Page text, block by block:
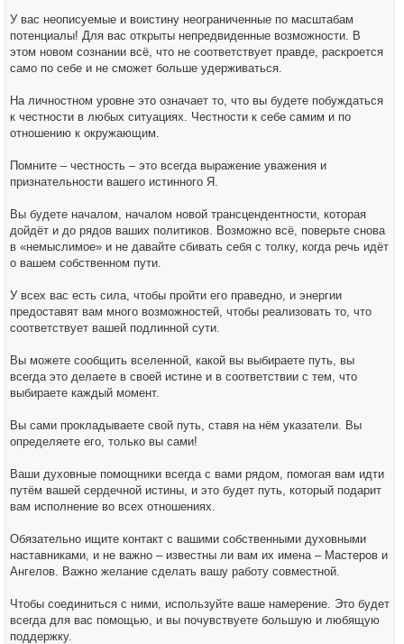
У вас неописуемые и воистину неограниченные по масштабам
потенциалы! Для вас открыты непредвиденные возможности. В
этом новом сознании всё, что не соответствует правде, раскроется
само по себе и не сможет больше удерживаться.
На личностном уровне это означает то, что вы будете побуждаться
к честности в любых ситуациях. Честности к себе самим и по
отношению к окружающим.
Помните – честность – это всегда выражение уважения и
признательности вашего истинного Я.
Вы будете началом, началом новой трансцендентности, которая
дойдёт и до рядов ваших политиков. Возможно всё, поверьте снова
в «немыслимое» и не давайте сбивать себя с толку, когда речь идёт
о вашем собственном пути.
У всех вас есть сила, чтобы пройти его праведно, и энергии
предоставят вам много возможностей, чтобы реализовать то, что
соответствует вашей подлинной сути.
Вы можете сообщить вселенной, какой вы выбираете путь, вы
всегда это делаете в своей истине и в соответствии с тем, что
выбираете каждый момент.
Вы сами прокладываете свой путь, ставя на нём указатели. Вы
определяете его, только вы сами!
Ваши духовные помощники всегда с вами рядом, помогая вам идти
путём вашей сердечной истины, и это будет путь, который подарит
вам исполнение во всех отношениях.
Обязательно ищите контакт с вашими собственными духовными
наставниками, и не важно – известны ли вам их имена – Мастеров и
Ангелов. Важно желание сделать вашу работу совместной.
Чтобы соединиться с ними, используйте ваше намерение. Это будет
всегда для вас помощью, и вы почувствуете большую и любящую
поддержку.